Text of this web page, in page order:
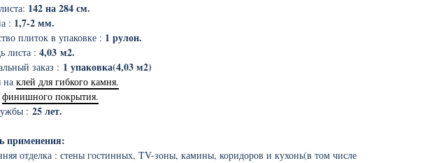
142 на 284 см.
: 1,7-2 мм.
плиток в упаковке : 1 рулон.
листа : 4,03 м2.
заказ : 1 упаковка(4,03 м2)
на клей для гибкого камня.
финишного покрытия.
: 25 лет.
применения:
отделка : стены гостинных, TV-зоны, камины, коридоров и кухонь(в том числе